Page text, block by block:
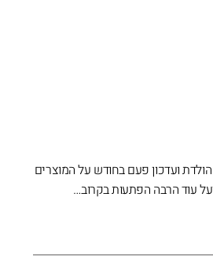
ועדכון פעם בחודש על המוצרים
עוד הרבה הפתעות בקרוב…